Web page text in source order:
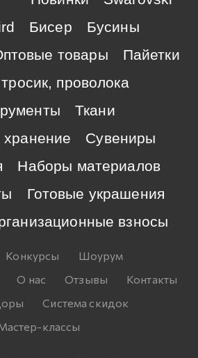
Бисер
Бусины
товары
Пайетки
проволока
Ткани
хранение
Сувениры
Наборы материалов
Готовые украшения
взносы
Конкурсы
Шоурум
О нас Отзывы
Контакты
Система скидок
классы